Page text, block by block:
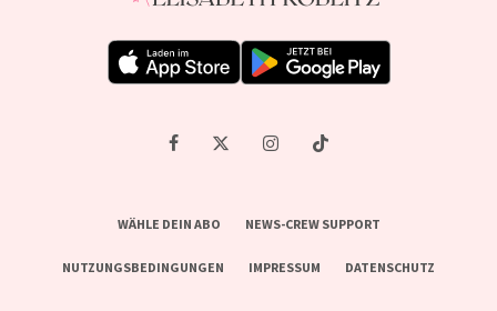
WÄHLE DEIN ABO NEWS-CREW SUPPORT
NUTZUNGSBEDINGUNGEN IMPRESSUM DATENSCHUTZ